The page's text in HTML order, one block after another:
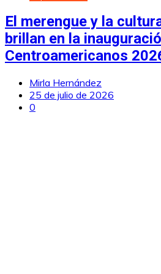
El merengue y la
brillan en la
Centroamericanos
Mirla Hernández
25 de julio de 2026
0